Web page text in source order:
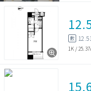
敷
1K /